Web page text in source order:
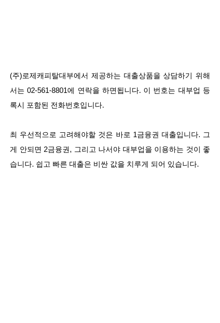
(주)로제캐피탈대부에서 제공하는 대출상품을 상담하기 위해
서는 02-561-8801에 연락을 하면됩니다. 이 번호는 대부업 등
록시 포함된 전화번호입니다.
최 우선적으로 고려해야할 것은 바로 1금융권 대출입니다. 그
게 안되면 2금융권, 그리고 나서야 대부업을 이용하는 것이 좋
습니다. 쉽고 빠른 대출은 비싼 값을 치루게 되어 있습니다.